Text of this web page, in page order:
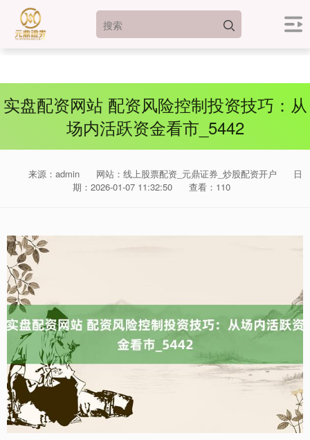
实盘配资网站 配资风险控制投资技巧：从
场内活跃资金看市_5442
来源：admin 网站：线上股票配资_元鼎证券_炒股配资开户
日
期：2026-01-07 11:32:50
查看：110